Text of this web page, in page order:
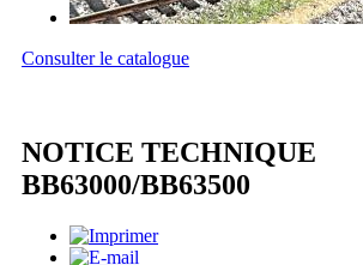
Consulter le catalogue
NOTICE TECHNIQUE
BB63000/BB63500